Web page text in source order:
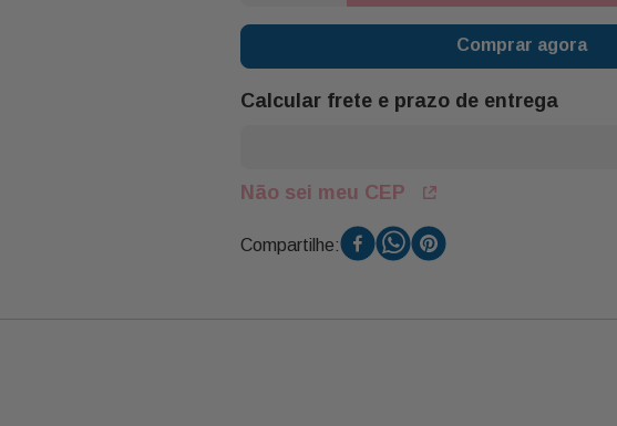
Comprar agora
Calcular frete e prazo de entrega
Não sei meu CEP
Compartilhe: